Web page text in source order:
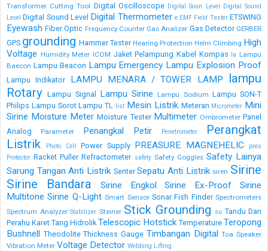
Transformer Cutting Tool Digital Oscilloscope Digital Soun Level Digital Sound
Level Digital Sound Level Digital Thermometer e EMF Field Tester ETSWING
Eyewash Fiber Optic Frequency Counter Gas Analizer Gas Detector GERBER
GPS grounding Hammer Tester Hearing Protection Helm Climbing High
Voltage Humidity Meter ICOM Jaket Pelampung Kabel Kompas la Lampu
Baecon Lampu Beacon Lampu Emergency Lampu Explosion Proof
Lampu Indikator LAMPU MENARA / TOWER LAMP
lampu
Rotary Lampu Signal Lampu Sirine Lampu Sodium Lampu SON-T
Philips Lampu Sorot Lampu TL list Mesin Listrik Meteran Micrometer Mini
Sirine Moisture Meter Moisture Tester Multimeter Ombrometer Panel
Analog
Parameter Penangkal Petir Penetrometer
Perangkat
Listrik
Photo Cell Power Supply PREASURE MAGNEHELIC
pres
Protector Racket Puller Refractometer safety Safety Goggles Safety Lainya
Sarung Tangan Anti Listrik Senter Sepatu Anti Listrik siren Sirine
Sirine Bandara
Sirine Engkol Sirine Ex-Proof
Sirine
Multitone Sirine Q-Light Smart Sensor Sonar Fish Finder Spectrometers
Spectrum Analyzer Stabilizer Steiner Stick Grounding su Tandu Dan
Perahu Karet Tang Hidrolik Telescopic Hotstick Temperature Teropong
Bushnell Theodolite Thickness Gauge Timbangan Digital Toa Speaker
Vibration Meter Voltage Detector Webbing Lifting